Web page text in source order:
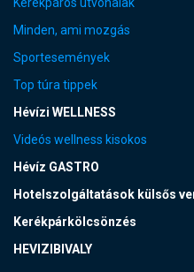
Minden, ami mozgás
Sportesemények
Top túra tippek
Hévízi WELLNESS
Videós wellness kisokos
Hévíz GASTRO
Hotelszolgáltatások külsős
Kerékpárkölcsönzés
HEVIZIBIVALY